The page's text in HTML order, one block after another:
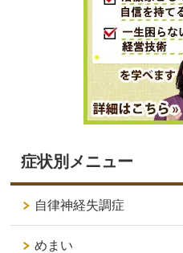
症状別メニュー
自律神経失調症
めまい